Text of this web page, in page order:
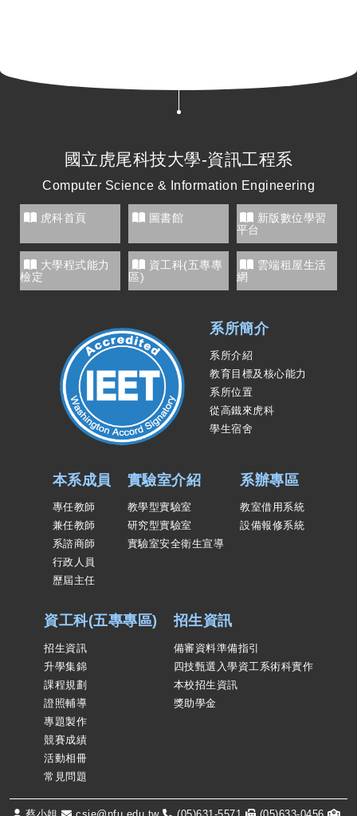
國立虎尾科技大學-資訊工程系
Computer Science & Information Engineering
虎科首頁 圖書館
新版數位學習
平台
大學程式能力
檢定
資工科(五專專
區)
雲端租屋生活
網
系所簡介
系所介紹
教育目標及核心能力
系所位置
從高鐵來虎科
學生宿舍
本系成員
專任教師
兼任教師
系諮商師
行政人員
歷屆主任
實驗室介紹
教學型實驗室
研究型實驗室
實驗室安全衛生宣導
系辦專區
教室借用系統
設備報修系統
資工科(五專專區)
招生資訊
升學集錦
課程規劃
證照輔導
專題製作
競賽成績
活動相冊
常見問題
招生資訊
備審資料準備指引
四技甄選入學資工系術科實作
本校招生資訊
獎助學金